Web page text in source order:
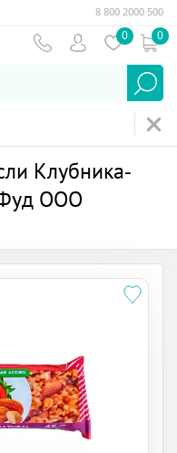
8 800 2000 500
0 0
Клубника-
ООО